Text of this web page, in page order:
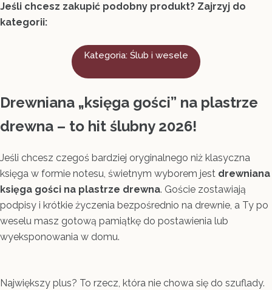
Jeśli chcesz zakupić podobny produkt? Zajrzyj do
kategorii:
Kategoria: Ślub i wesele
Drewniana „księga gości” na plastrze
drewna – to hit ślubny 2026!
Jeśli chcesz czegoś bardziej oryginalnego niż klasyczna
księga w formie notesu, świetnym wyborem jest drewniana
księga gości na plastrze drewna. Goście zostawiają
podpisy i krótkie życzenia bezpośrednio na drewnie, a Ty po
weselu masz gotową pamiątkę do postawienia lub
wyeksponowania w domu.
Największy plus? To rzecz, która nie chowa się do szuflady.